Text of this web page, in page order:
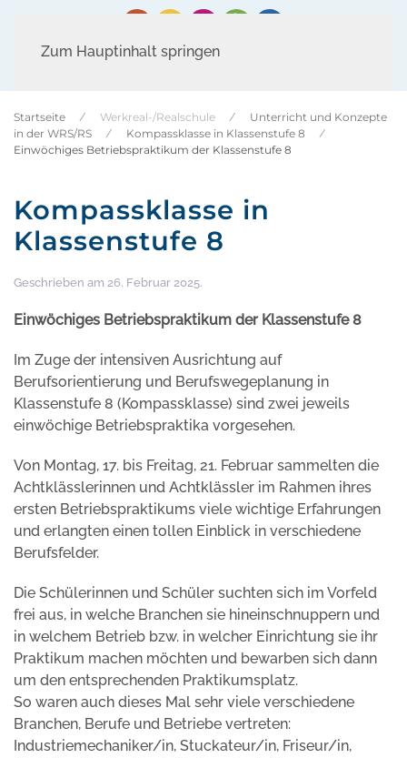
Zum Hauptinhalt springen
Startseite Werkreal-/Realschule
Unterricht und Konzepte
in der WRS/RS
Kompassklasse in Klassenstufe 8
Einwöchiges Betriebspraktikum der Klassenstufe 8
Kompassklasse in
Klassenstufe 8
Geschrieben am 26. Februar 2025.
Einwöchiges Betriebspraktikum der Klassenstufe 8
Im Zuge der intensiven Ausrichtung auf
Berufsorientierung und Berufswegeplanung in
Klassenstufe 8 (Kompassklasse) sind zwei jeweils
einwöchige Betriebspraktika vorgesehen.
Von Montag, 17. bis Freitag, 21. Februar sammelten die
Achtklässlerinnen und Achtklässler im Rahmen ihres
ersten Betriebspraktikums viele wichtige Erfahrungen
und erlangten einen tollen Einblick in verschiedene
Berufsfelder.
Die Schülerinnen und Schüler suchten sich im Vorfeld
frei aus, in welche Branchen sie hineinschnuppern und
in welchem Betrieb bzw. in welcher Einrichtung sie ihr
Praktikum machen möchten und bewarben sich dann
um den entsprechenden Praktikumsplatz.
So waren auch dieses Mal sehr viele verschiedene
Branchen, Berufe und Betriebe vertreten:
Industriemechaniker/in, Stuckateur/in, Friseur/in,